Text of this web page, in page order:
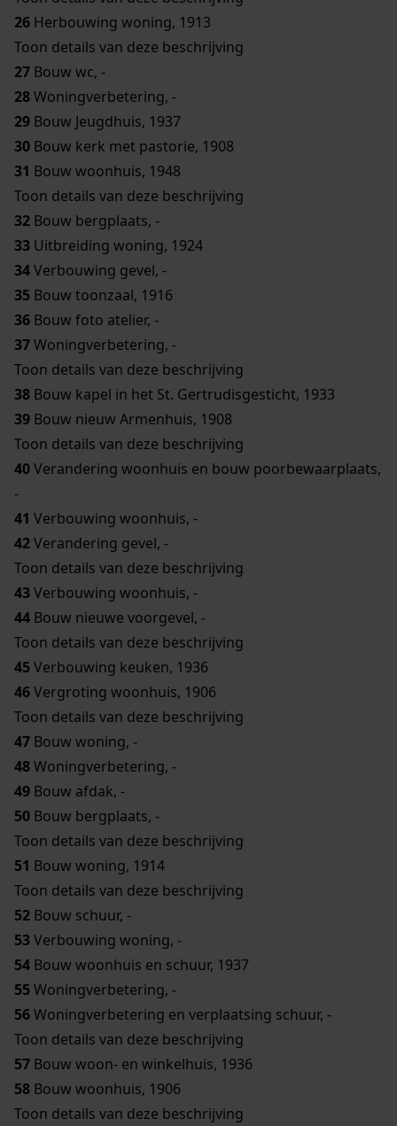
26 Herbouwing woning, 1913
Toon details van deze beschrijving
27 Bouw wc, -
28Woningverbetering, -
29 Bouw Jeugdhuis, 1937
30 Bouw kerk met pastorie, 1908
31 Bouw woonhuis, 1948
Toon details van deze beschrijving
32 Bouw bergplaats, -
33 Uitbreiding woning, 1924
34Verbouwing gevel, -
35 Bouw toonzaal, 1916
36 Bouw foto atelier, -
37Woningverbetering, -
Toon details van deze beschrijving
38 Bouw kapel in het St. Gertrudisgesticht, 1933
39 Bouw nieuw Armenhuis, 1908
Toon details van deze beschrijving
40Verandering woonhuis en bouw poorbewaarplaats,
-
41 Verbouwing woonhuis, -
42Verandering gevel, -
Toon details van deze beschrijving
43Verbouwing woonhuis, -
44 Bouw nieuwe voorgevel, -
Toon details van deze beschrijving
45Verbouwing keuken, 1936
46Vergroting woonhuis, 1906
Toon details van deze beschrijving
47 Bouw woning, -
48Woningverbetering, -
49 Bouw afdak, -
50 Bouw bergplaats, -
Toon details van deze beschrijving
51 Bouw woning, 1914
Toon details van deze beschrijving
52 Bouw schuur, -
53Verbouwing woning, -
54 Bouw woonhuis en schuur, 1937
55Woningverbetering, -
56Woningverbetering en verplaatsing schuur, -
Toon details van deze beschrijving
57 Bouw woon- en winkelhuis, 1936
58 Bouw woonhuis, 1906
Toon details van deze beschrijving